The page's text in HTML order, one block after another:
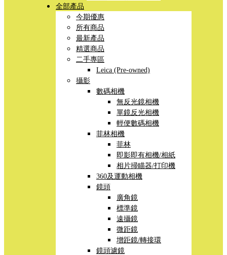
全部產品
今期優惠
所有商品
最新產品
精選商品
二手專區
Leica (Pre-owned)
攝影
數碼相機
無反光鏡相機
單鏡反光相機
輕便數碼相機
菲林相機
菲林
即影即有相機/相紙
相片掃瞄器/打印機
360及運動相機
鏡頭
廣角鏡
標準鏡
遠攝鏡
微距鏡
增距鏡/轉接環
鏡頭濾鏡